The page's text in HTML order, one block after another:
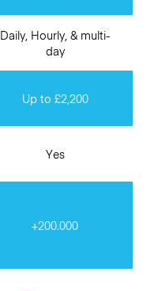
Daily, Hourly, & multi-
day
Up to £2,200
Yes
+200.000